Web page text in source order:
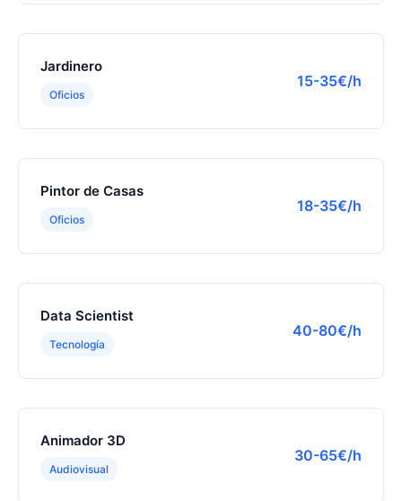
Jardinero
Oficios
15-35€/h
Pintor de Casas
Oficios
18-35€/h
Data Scientist
Tecnología
40-80€/h
Animador 3D
Audiovisual
30-65€/h